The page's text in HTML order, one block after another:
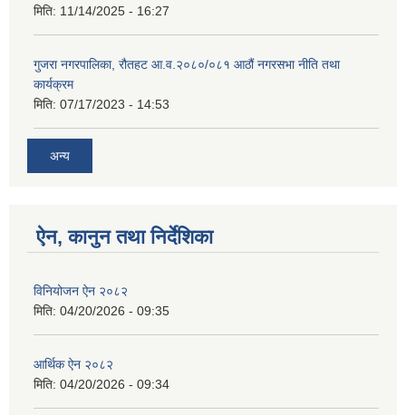
मिति: 11/14/2025 - 16:27
गुजरा नगरपालिका, रौतहट आ.व.२०८०/०८१ आठौं नगरसभा नीति तथा
कार्यक्रम
मिति: 07/17/2023 - 14:53
अन्य
ऐन, कानुन तथा निर्देशिका
विनियोजन ऐन २०८२
मिति: 04/20/2026 - 09:35
आर्थिक ऐन २०८२
मिति: 04/20/2026 - 09:34